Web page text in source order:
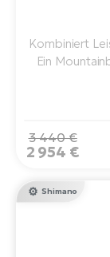
Kombiniert
Ein
Gebaut auf
3 440 €
2 954 €
Shimano